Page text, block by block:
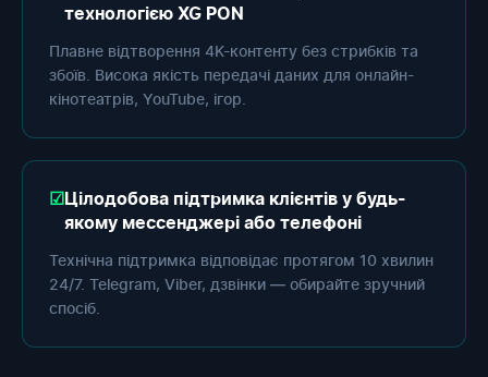
технологією XG PON
Плавне відтворення 4K-контенту без стрибків та
збоїв. Висока якість передачі даних для онлайн-
кінотеатрів, YouTube, ігор.
Цілодобова підтримка клієнтів у будь-
якому мессенджері або телефоні
Технічна підтримка відповідає протягом 10 хвилин
24/7. Telegram, Viber, дзвінки — обирайте зручний
спосіб.